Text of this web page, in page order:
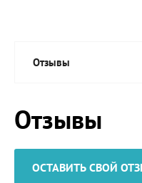
Отзывы
Отзывы
ОСТАВИТЬ СВОЙ